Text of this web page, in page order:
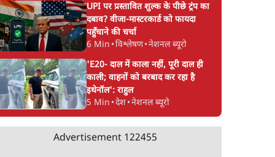
UPI पर प्रस्तावित शुल्क के पीछे ट्रंप का
दबाव? वीजा-मास्टरकार्ड को फायदा
पहुँचाने की चर्चा
6 Min •विश्लेषण•नेशनल ब्यूरो
'E20- दाल में काला नहीं, पूरी दाल ही
काली; वाहनों को बरबाद कर रहा है
इथेनॉल': राहुल
5 Min •देश•नेशनल ब्यूरो
Advertisement 122455